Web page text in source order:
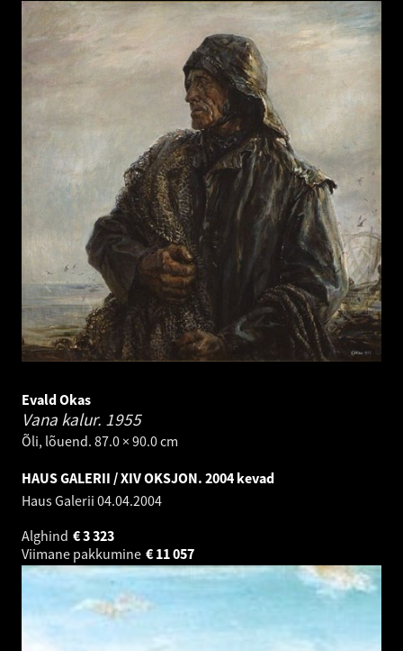
Evald Okas
Vana kalur. 1955
Õli, lõuend. 87.0 × 90.0 cm
HAUS GALERII / XIV OKSJON. 2004 kevad
Haus Galerii 04.04.2004
Alghind
3 323
€
Viimane pakkumine
11 057
€